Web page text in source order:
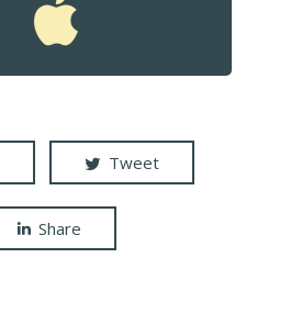
Tweet
Share